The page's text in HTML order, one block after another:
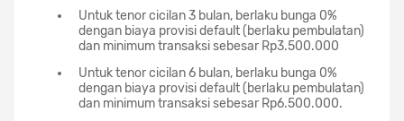
Untuk tenor cicilan 3 bulan, berlaku bunga 0%
dengan biaya provisi default (berlaku pembulatan)
dan minimum transaksi sebesar Rp3.500.000
Untuk tenor cicilan 6 bulan, berlaku bunga 0%
dengan biaya provisi default (berlaku pembulatan)
dan minimum transaksi sebesar Rp6.500.000.